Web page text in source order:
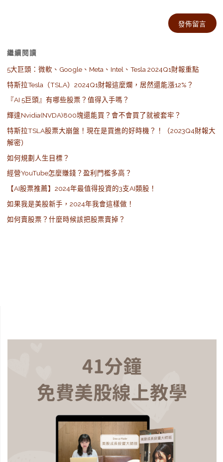
繼續閱讀
5大巨頭：微軟、Google、Meta、Intel、Tesla 2024Q1財報重點
特斯拉Tesla（TSLA）2024Q1財報這麼爛，居然還能漲12%？
『AI 5巨頭』有哪些股票？值得入手嗎？
輝達Nvidia(NVDA)800塊還能買？會不會買了就被套牢？
特斯拉TSLA股票大崩盤！現在是買進的好時機？！（2023Q4財報大
解密）
如何規劃人生目標？
經營YouTube怎麼賺錢？盈利門檻多高？
【AI股票推薦】2024年最值得投資的3支AI類股！
如果我是美股新手，2024年我會這樣做！
如何賣股票？什麼時候該把股票賣掉？